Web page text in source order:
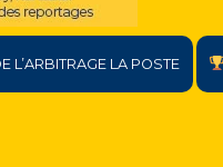
L’ARBITRAGE LA POSTE